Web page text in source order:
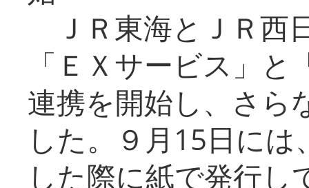
ＪＲ東海とＪＲ西
「ＥＸサービス」
連携を開始し、さら
した。９月15日に
した際に紙で発行し